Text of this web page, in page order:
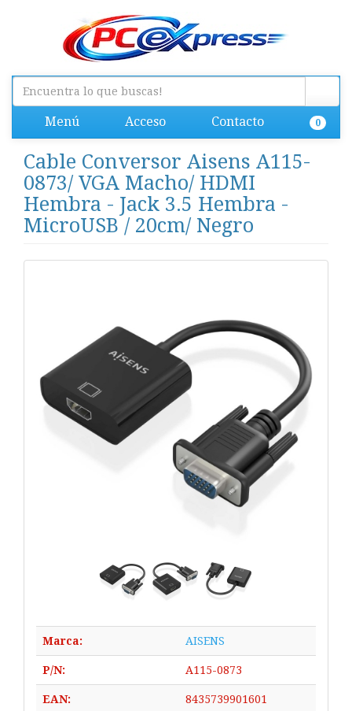
Menú Acceso Contacto 0
Cable Conversor Aisens A115-
0873/ VGA Macho/ HDMI
Hembra - Jack 3.5 Hembra -
MicroUSB / 20cm/ Negro
Marca: AISENS
P/N: A115-0873
EAN: 8435739901601